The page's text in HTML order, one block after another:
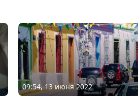
09:54, 13 июня 2022